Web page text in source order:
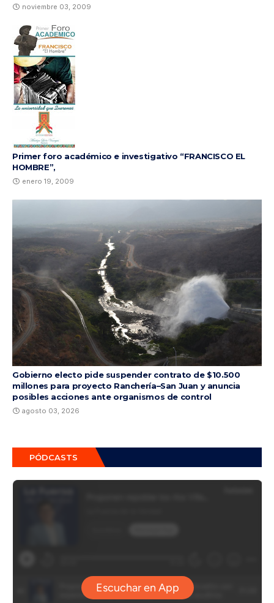
noviembre 03, 2009
Primer foro académico e investigativo “FRANCISCO EL
HOMBRE”,
enero 19, 2009
Gobierno electo pide suspender contrato de $10.500
millones para proyecto Ranchería–San Juan y anuncia
posibles acciones ante organismos de control
agosto 03, 2026
PÓDCASTS